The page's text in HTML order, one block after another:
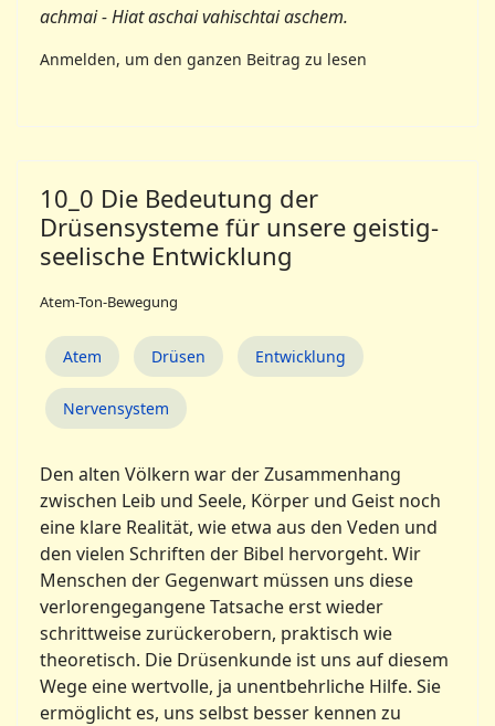
achmai - Hiat aschai vahischtai aschem.
Anmelden, um den ganzen Beitrag zu lesen
10_0 Die Bedeutung der
Drüsensysteme für unsere geistig-
seelische Entwicklung
Atem-Ton-Bewegung
Atem Drüsen Entwicklung
Nervensystem
Den alten Völkern war der Zusammenhang
zwischen Leib und Seele, Körper und Geist noch
eine klare Realität, wie etwa aus den Veden und
den vielen Schriften der Bibel hervorgeht. Wir
Menschen der Gegenwart müssen uns diese
verlorengegangene Tatsache erst wieder
schrittweise zurückerobern, praktisch wie
theoretisch. Die Drüsenkunde ist uns auf diesem
Wege eine wertvolle, ja unentbehrliche Hilfe. Sie
ermöglicht es, uns selbst besser kennen zu